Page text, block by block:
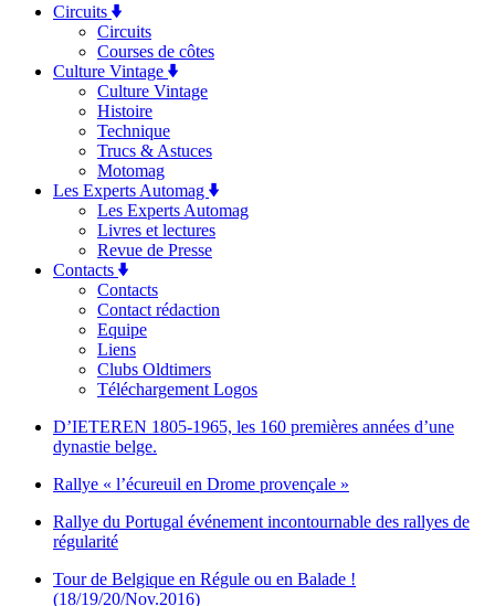
Circuits
Circuits
Courses de côtes
Culture Vintage
Culture Vintage
Histoire
Technique
Trucs & Astuces
Motomag
Les Experts Automag
Les Experts Automag
Livres et lectures
Revue de Presse
Contacts
Contacts
Contact rédaction
Equipe
Liens
Clubs Oldtimers
Téléchargement Logos
D’IETEREN 1805-1965, les 160 premières années d’une
dynastie belge.
Rallye « l’écureuil en Drome provençale »
Rallye du Portugal événement incontournable des rallyes de
régularité
Tour de Belgique en Régule ou en Balade !
(18/19/20/Nov.2016)